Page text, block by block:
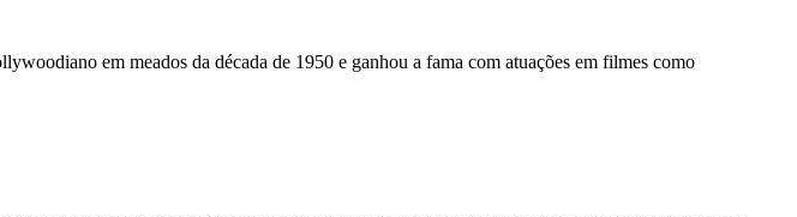
em meados da década de 1950 e ganhou a fama com atuações em filmes como